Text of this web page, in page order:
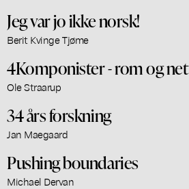
Jeg var jo ikke norsk!
Berit Kvinge Tjøme
4Komponister - rom og net
Ole Straarup
34 års forskning
Jan Maegaard
Pushing boundaries
Michael Dervan